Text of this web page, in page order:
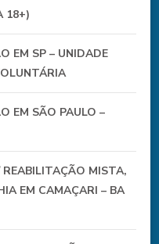
18+)
EM SP – UNIDADE
EM SÃO PAULO –
REABILITAÇÃO MISTA,
EM CAMAÇARI – BA